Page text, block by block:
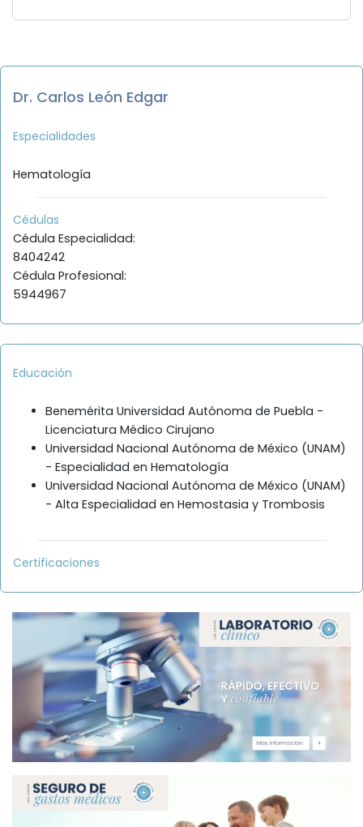
Dr. Carlos León Edgar
Especialidades
Hematología
Cédulas
Cédula Especialidad:
8404242
Cédula Profesional:
5944967
Educación
Benemérita Universidad Autónoma de Puebla -
Licenciatura Médico Cirujano
Universidad Nacional Autónoma de México (UNAM)
- Especialidad en Hematología
Universidad Nacional Autónoma de México (UNAM)
- Alta Especialidad en Hemostasia y Trombosis
Certificaciones